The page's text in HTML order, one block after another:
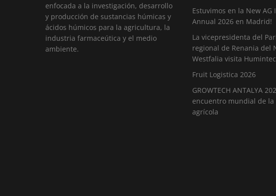
enfocada a la investigación, desarrollo
y producción de sustancias húmicas y
ácidos húmicos para la agricultura, la
industria farmaceútica y el medio
ambiente.
Estuvimos en la New
Annual 2026 en Madrid!
La vicepresidenta del
regional de Renania del
Westfalia visita
Fruit Logistica 2026
GROWTECH ANTALYA
encuentro mundial de
agrícola